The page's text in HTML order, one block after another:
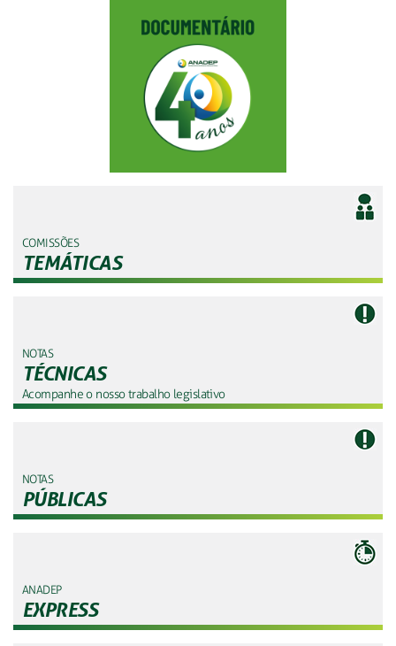
COMISSÕES
TEMÁTICAS
NOTAS
TÉCNICAS
Acompanhe o nosso trabalho legislativo
NOTAS
PÚBLICAS
ANADEP
EXPRESS